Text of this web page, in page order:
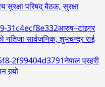
सुरक्षा परिषद् बैठक, सुरक्षा
आरुष–टाइगर
नतिजा सार्वजनिक, शुभचन्द्र राई
नेपाल प्रहरी
गर्‍यो